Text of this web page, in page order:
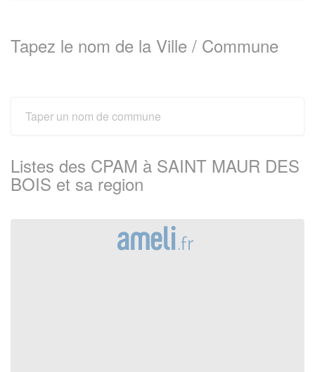
Tapez le nom de la Ville / Commune
Listes des CPAM à SAINT MAUR DES
BOIS et sa region